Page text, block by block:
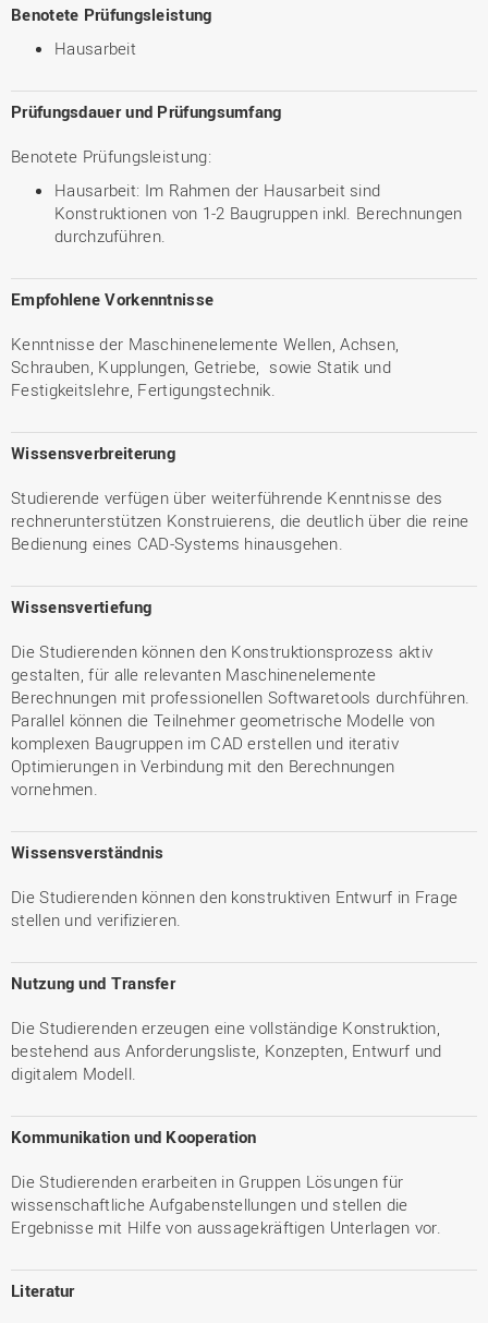
Benotete Prüfungsleistung
Hausarbeit
Prüfungsdauer und Prüfungsumfang
Benotete Prüfungsleistung:
Hausarbeit: Im Rahmen der Hausarbeit sind
Konstruktionen von 1-2 Baugruppen inkl. Berechnungen
durchzuführen.
Empfohlene Vorkenntnisse
Kenntnisse der Maschinenelemente Wellen, Achsen,
Schrauben, Kupplungen, Getriebe, sowie Statik und
Festigkeitslehre, Fertigungstechnik.
Wissensverbreiterung
Studierende verfügen über weiterführende Kenntnisse des
rechnerunterstützen Konstruierens, die deutlich über die reine
Bedienung eines CAD-Systems hinausgehen.
Wissensvertiefung
Die Studierenden können den Konstruktionsprozess aktiv
gestalten, für alle relevanten Maschinenelemente
Berechnungen mit professionellen Softwaretools durchführen.
Parallel können die Teilnehmer geometrische Modelle von
komplexen Baugruppen im CAD erstellen und iterativ
Optimierungen in Verbindung mit den Berechnungen
vornehmen.
Wissensverständnis
Die Studierenden können den konstruktiven Entwurf in Frage
stellen und verifizieren.
Nutzung und Transfer
Die Studierenden erzeugen eine vollständige Konstruktion,
bestehend aus Anforderungsliste, Konzepten, Entwurf und
digitalem Modell.
Kommunikation und Kooperation
Die Studierenden erarbeiten in Gruppen Lösungen für
wissenschaftliche Aufgabenstellungen und stellen die
Ergebnisse mit Hilfe von aussagekräftigen Unterlagen vor.
Literatur